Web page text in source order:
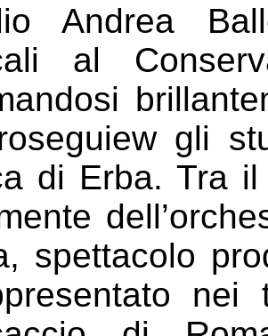
Andrea
al
gli
di Erba. Tra
spettacolo
nei